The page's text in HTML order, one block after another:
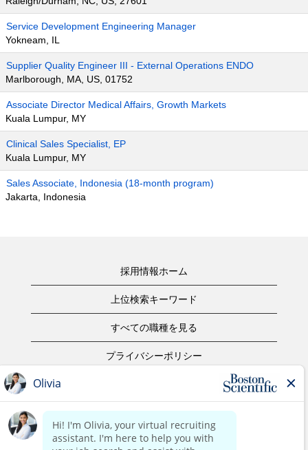
Service Development Engineering Manager
Yokneam, IL
Supplier Quality Engineer III - External Operations ENDO
Marlborough, MA, US, 01752
Associate Director Medical Affairs, Growth Markets
Kuala Lumpur, MY
Clinical Sales Specialist, EP
Kuala Lumpur, MY
Sales Associate, Indonesia (18-month program)
Jakarta, Indonesia
採用情報ホーム
上位検索キーワード
すべての職種を見る
プライバシーポリシー
著作権表示
お問合せ